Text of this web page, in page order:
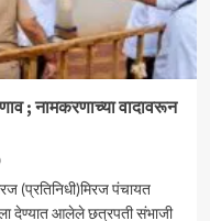
; नामकरणाच्या वादावरून
(प्रतिनिधी)मिरज पंचायत
देण्यात आलेले छत्रपती संभाजी